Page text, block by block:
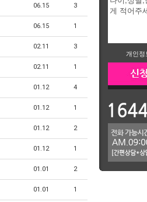
개인
06.15 3
06.15 1
02.11 3
02.11 1
01.12 4
01.12 1
01.12 2
01.12 1
01.01 2
01.01 1